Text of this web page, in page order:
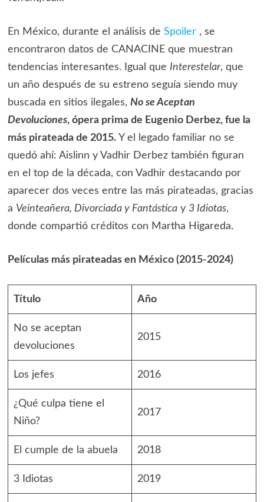
En México, durante el análisis de Spoiler, se
encontraron datos de CANACINE que muestran
tendencias interesantes. Igual que Interestelar, que
un año después de su estreno seguía siendo muy
buscada en sitios ilegales, No se Aceptan
Devoluciones, ópera prima de Eugenio Derbez, fue la
más pirateada de 2015.Y el legado familiar no se
quedó ahí: Aislinn y Vadhir Derbez también figuran
en el top de la década, con Vadhir destacando por
aparecer dos veces entre las más pirateadas, gracias
a Veinteañera, Divorciada y Fantásticay 3 Idiotas,
donde compartió créditos con Martha Higareda.
Películas más pirateadas en México (2015-2024)
Título Año
No se aceptan
devoluciones
2015
Los jefes 2016
¿Qué culpa tiene el
Niño?
2017
El cumple de la abuela 2018
3 Idiotas 2019